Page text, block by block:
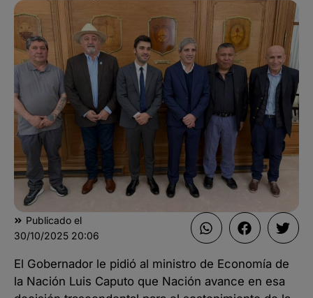
Publicado el
30/10/2025 20:06
El Gobernador le pidió al ministro de Economía de
la Nación Luis Caputo que Nación avance en esa